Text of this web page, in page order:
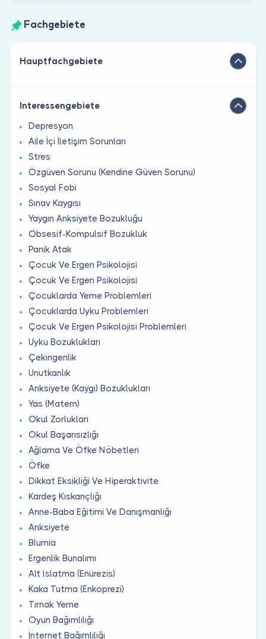
Fachgebiete
Hauptfachgebiete
Interessengebiete
Depresyon
Aile İçi İletişim Sorunları
Stres
Özgüven Sorunu (Kendine Güven Sorunu)
Sosyal Fobi
Sınav Kaygısı
Yaygın Anksiyete Bozukluğu
Obsesif-Kompulsif Bozukluk
Panik Atak
Çocuk Ve Ergen Psikolojisi
Çocuk Ve Ergen Psikolojisi
Çocuklarda Yeme Problemleri
Çocuklarda Uyku Problemleri
Çocuk Ve Ergen Psikolojisi Problemleri
Uyku Bozuklukları
Çekingenlik
Unutkanlık
Anksiyete (Kaygı) Bozuklukları
Yas (Matem)
Okul Zorlukları
Okul Başarısızlığı
Ağlama Ve Öfke Nöbetleri
Öfke
Dikkat Eksikliği Ve Hiperaktivite
Kardeş Kıskançlığı
Anne-Baba Eğitimi Ve Danışmanlığı
Anksiyete
Blumia
Ergenlik Bunalımı
Alt Islatma (Enürezis)
Kaka Tutma (Enkoprezi)
Tırnak Yeme
Oyun Bağımlılığı
İnternet Bağımlılığı